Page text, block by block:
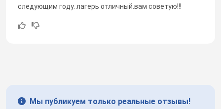
следующим году. лагерь отличный.вам советую!!!
Мы публикуем только реальные отзывы!